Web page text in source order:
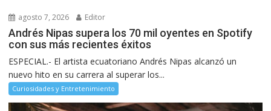
agosto 7, 2026 Editor
Andrés Nipas supera los 70 mil oyentes en Spotify
con sus más recientes éxitos
ESPECIAL.- El artista ecuatoriano Andrés Nipas alcanzó un
nuevo hito en su carrera al superar los...
Curiosidades y Entretenimiento